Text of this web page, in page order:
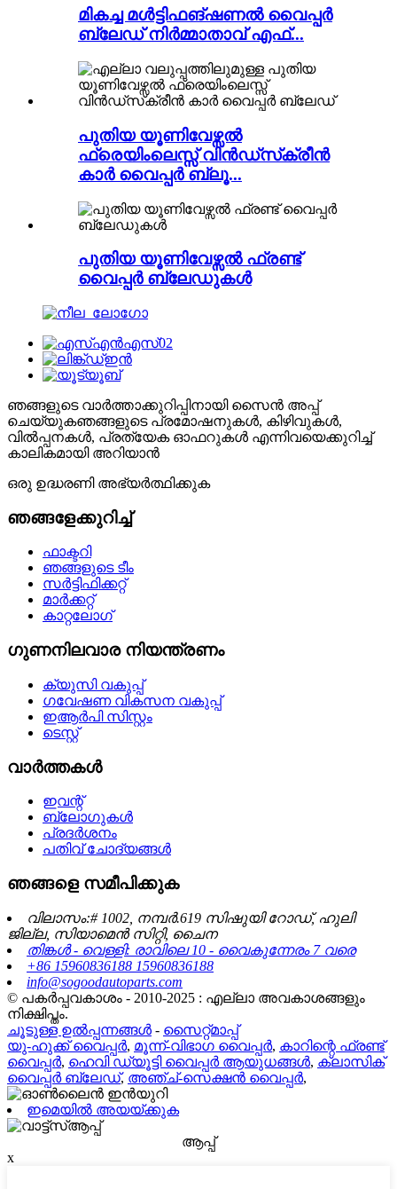
മികച്ച മൾട്ടിഫങ്ഷണൽ വൈപ്പർ
ബ്ലേഡ് നിർമ്മാതാവ് എഫ്...
പുതിയ യൂണിവേഴ്സൽ
ഫ്രെയിംലെസ്സ് വിൻഡ്‌സ്‌ക്രീൻ
കാർ വൈപ്പർ ബ്ലൂ...
പുതിയ യൂണിവേഴ്സൽ ഫ്രണ്ട്
വൈപ്പർ ബ്ലേഡുകൾ
ഞങ്ങളുടെ വാർത്താക്കുറിപ്പിനായി സൈൻ അപ്പ്
ചെയ്യുകഞങ്ങളുടെ പ്രമോഷനുകൾ, കിഴിവുകൾ,
വിൽപ്പനകൾ, പ്രത്യേക ഓഫറുകൾ എന്നിവയെക്കുറിച്ച്
കാലികമായി അറിയാൻ
ഒരു ഉദ്ധരണി അഭ്യർത്ഥിക്കുക
ഞങ്ങളേക്കുറിച്ച്
ഫാക്ടറി
ഞങ്ങളുടെ ടീം
സർട്ടിഫിക്കറ്റ്
മാർക്കറ്റ്
കാറ്റലോഗ്
ഗുണനിലവാര നിയന്ത്രണം
ക്യുസി വകുപ്പ്
ഗവേഷണ വികസന വകുപ്പ്
ഇആർപി സിസ്റ്റം
ടെസ്റ്റ്
വാർത്തകൾ
ഇവന്റ്
ബ്ലോഗുകൾ
പ്രദർശനം
പതിവ് ചോദ്യങ്ങൾ
ഞങ്ങളെ സമീപിക്കുക
വിലാസം:# 1002, നമ്പർ.619 സിഷുയി റോഡ്, ഹുലി
ജില്ല, സിയാമെൻ സിറ്റി, ചൈന
തിങ്കൾ - വെള്ളി: രാവിലെ 10 - വൈകുന്നേരം 7 വരെ
+86 15960836188 15960836188
info@sogoodautoparts.com
© പകർപ്പവകാശം - 2010-2025 : എല്ലാ അവകാശങ്ങളും
നിക്ഷിപ്തം.
ചൂടുള്ള ഉൽപ്പന്നങ്ങൾ - സൈറ്റ്മാപ്പ്
യു-ഹുക്ക് വൈപ്പർ, മൂന്ന്-വിഭാഗ വൈപ്പർ, കാറിന്റെ ഫ്രണ്ട്
വൈപ്പർ, ഹെവി ഡ്യൂട്ടി വൈപ്പർ ആയുധങ്ങൾ, ക്ലാസിക്
വൈപ്പർ ബ്ലേഡ്, അഞ്ച്-സെക്ഷൻ വൈപ്പർ,
ഇമെയിൽ അയയ്ക്കുക
ആപ്പ്
x